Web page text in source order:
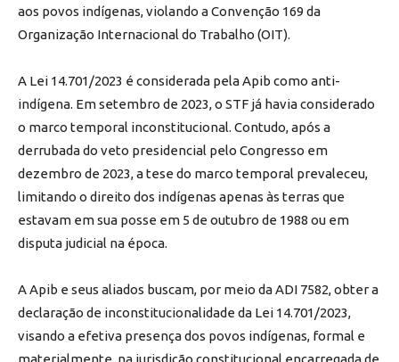
aos povos indígenas, violando a Convenção 169 da
Organização Internacional do Trabalho (OIT).
A Lei 14.701/2023 é considerada pela Apib como anti-
indígena. Em setembro de 2023, o STF já havia considerado
o marco temporal inconstitucional. Contudo, após a
derrubada do veto presidencial pelo Congresso em
dezembro de 2023, a tese do marco temporal prevaleceu,
limitando o direito dos indígenas apenas às terras que
estavam em sua posse em 5 de outubro de 1988 ou em
disputa judicial na época.
A Apib e seus aliados buscam, por meio da ADI 7582, obter a
declaração de inconstitucionalidade da Lei 14.701/2023,
visando a efetiva presença dos povos indígenas, formal e